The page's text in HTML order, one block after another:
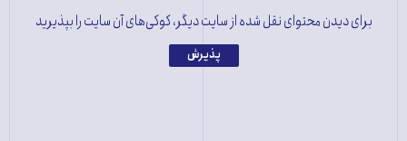
برای دیدن محتوای نقل شده از سایت دیگر، کوکی‌های آن سایت را بپذیرید
پذیرش